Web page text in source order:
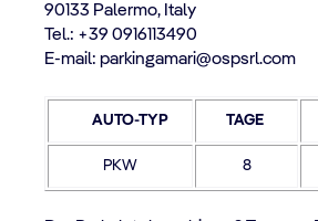
90133 Palermo, Italy
Tel.: +39 0916113490
E-mail: parkingamari@ospsrl.com
AUTO-TYP TAGE
PKW 8